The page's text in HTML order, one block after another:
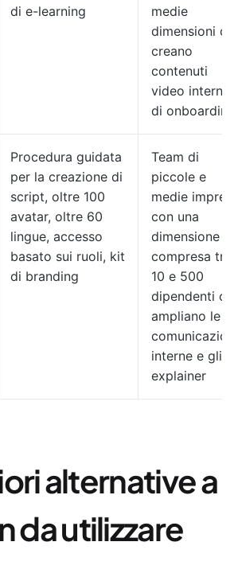
di e-learning
medie
dimensioni
creano
contenuti
video interni o
di onboarding.
Procedura guidata
per la creazione di
script, oltre 100
avatar, oltre 60
lingue, accesso
basato sui ruoli, kit
di branding
Team di
piccole e
medie
con una
dimensione
compresa tra
10 e 500
dipendenti
ampliano le
comunicazioni
interne e gli
explainer
alternative a
da utilizzare